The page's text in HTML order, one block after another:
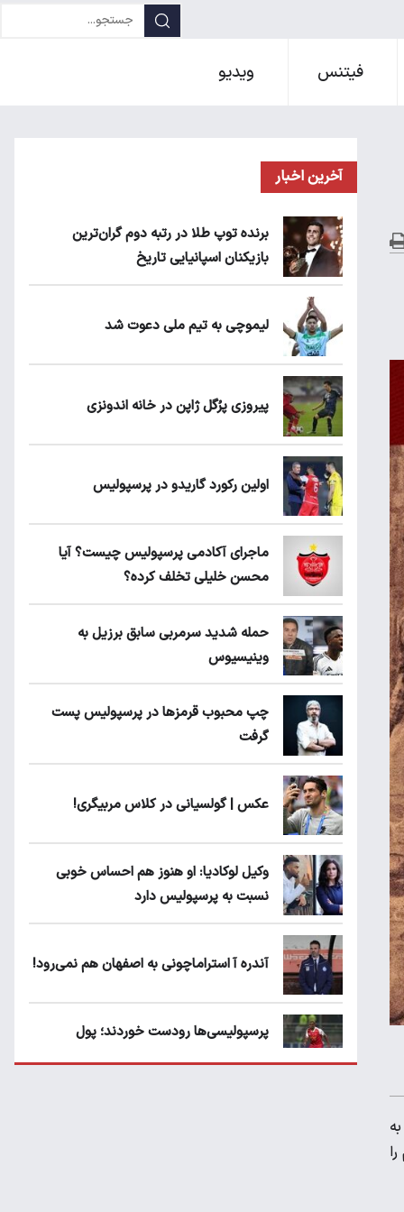
فیتنس ویدیو
آخرین اخبار
برنده توپ طلا در رتبه دوم گران‌ترین
بازیکنان اسپانیایی تاریخ
لیموچی به تیم ملی دعوت شد
پیروزی پرُگل ژاپن در خانه اندونزی
اولین رکورد گاریدو در پرسپولیس
ماجرای آکادمی پرسپولیس چیست؟ آیا
محسن خلیلی تخلف کرده؟
حمله شدید سرمربی سابق برزیل به
وینیسیوس
چپ محبوب قرمزها در پرسپولیس پست
گرفت
عکس | گولسیانی در کلاس مربیگری!
وکیل لوکادیا: او هنوز هم احساس خوبی
نسبت به پرسپولیس دارد
آندره آ استراماچونی به اصفهان هم نمی‌رود!
پرسپولیسی‌ها رودست خوردند؛ پول